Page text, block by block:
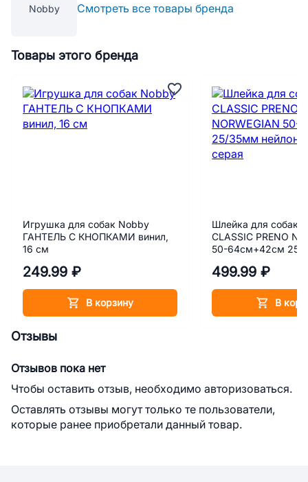
Nobby Смотреть все товары бренда
Товары этого бренда
Игрушка для собак Nobby
ГАНТЕЛЬ С КНОПКАМИ винил,
16 см
249.99 ₽
В корзину
Шлейка для собак
CLASSIC PRENO
50-64см+42см 25/
499.99 ₽
В
Отзывы
Отзывов пока нет
Чтобы оставить отзыв, необходимо авторизоваться.
Оставлять отзывы могут только те пользователи,
которые ранее приобретали данный товар.